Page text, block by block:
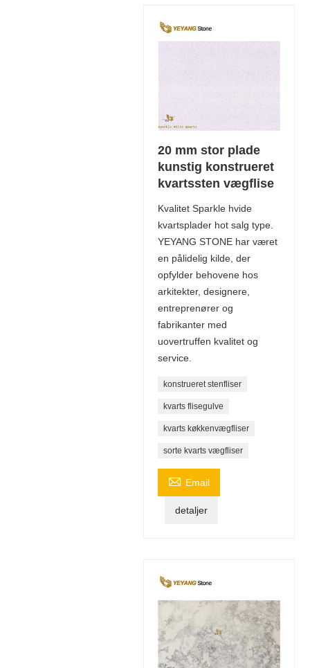
20 mm stor plade
kunstig konstrueret
kvartssten vægflise
Kvalitet Sparkle hvide
kvartsplader hot salg type.
YEYANG STONE har været
en pålidelig kilde, der
opfylder behovene hos
arkitekter, designere,
entreprenører og
fabrikanter med
uovertruffen kvalitet og
service.
konstrueret stenfliser
kvarts flisegulve
kvarts køkkenvægfliser
sorte kvarts vægfliser
 Email
detaljer